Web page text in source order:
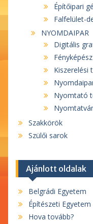
Építőipari
Falfelület-
NYOMDAIPAR
Digitális
Fényképész
Kiszerelési
Nyomtató
Szakkörök
Szülői sarok
Ajánlott oldalak
Belgrádi Egyetem
Építészeti Egyetem
Hova tovább?